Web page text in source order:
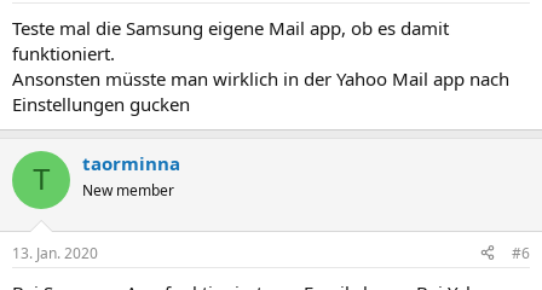
Teste mal die Samsung eigene Mail app, ob es damit
funktioniert.
Ansonsten müsste man wirklich in der Yahoo Mail app nach
Einstellungen gucken
T taorminna
New member
13. Jan. 2020 #6